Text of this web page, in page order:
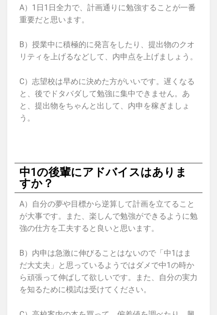
A）1日1日全力で、計画通りに勉強することが一番
重要だと思います。
B）授業中に積極的に発言をしたり、提出物のクオ
リティを上げるなどして、内申点を上げましょう。
C）志望校は早めに決めた方がいいです。遅くなる
と、後でドタバダして勉強に集中できません。あ
と、提出物をちゃんと出して、内申を稼ぎましょ
う。
中1の後輩にアドバイスはありま
すか？
A）自分の夢や目標から逆算して計画を立てること
が大事です。また、楽しんで勉強ができるように勉
強の仕方を工夫すると良いと思います。
B）内申は急激に伸びることはないので「中1はま
だ大丈夫」と思っているようではダメで中1の時か
ら頑張って伸ばして欲しいです。また、自分の実力
を知るために模試は受けてください。